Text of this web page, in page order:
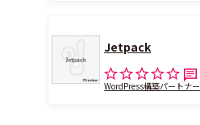
Jetpack
WordPress構築パートナー